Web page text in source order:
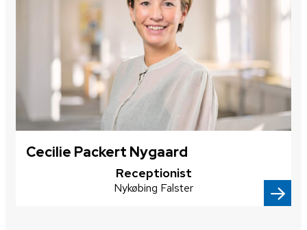
Cecilie Packert Nygaard
​Receptionist
​Nykøbing Falster